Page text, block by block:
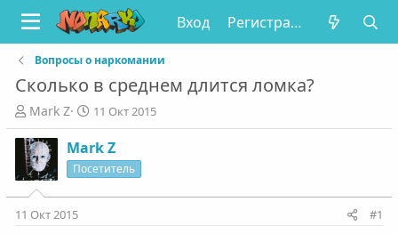
Вход Регистрация
Вопросы о наркомании
Сколько в среднем длится ломка?
А
в
т
о
р
т
е
Mark Z
Д
а
т
а
н
а
11 Окт 2015
Mark Z
Посетитель
11 Окт 2015 #1